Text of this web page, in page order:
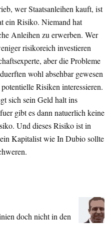
wer Staatsanleihen kauft, ist
ein Risiko. Niemand hat
Anleihen zu erwerben. Wer
risikoreich investieren
aber die Probleme
wohl absehbar gewesen
Risiken interessieren.
sich sein Geld halt ins
gibt es dann natuerlich keine
Und dieses Risiko ist in
Kapitalist wie In Dubio sollte
doch nicht in den